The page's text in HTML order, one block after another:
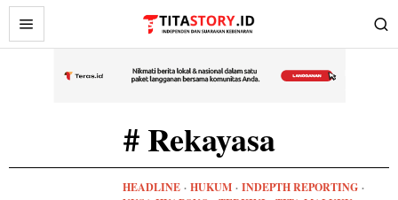
# Rekayasa
HEADLINE · HUKUM · INDEPTH REPORTING ·